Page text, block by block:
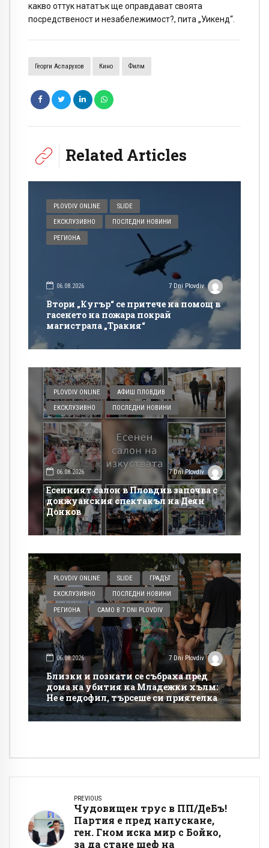
какво оттук нататък ще оправдават своята
посредственост и незабележимост?, пита „Уикенд“.
Георги Аспарухов Кино Филм
Related Articles
PLOVDIV ONLINE SLIDE
ЕКСКЛУЗИВНО ПОСЛЕДНИ НОВИНИ
РЕГИОНА
06.08.2026 7 Dni Plovdiv
Втори „Кугър“ се притече на помощ в
гасенето на пожара покрай
магистрала „Тракия“
PLOVDIV ONLINE АФИШ ПЛОВДИВ
ЕКСКЛУЗИВНО ПОСЛЕДНИ НОВИНИ
06.08.2026 7 Dni Plovdiv
Есенният салон в Пловдив започва с
донжуанския спектакъл на Деян
Донков
PLOVDIV ONLINE SLIDE ГРАДЪТ
ЕКСКЛУЗИВНО ПОСЛЕДНИ НОВИНИ
РЕГИОНА САМО В 7 DNI PLOVDIV
06.08.2026 7 Dni Plovdiv
Близки и познати се събраха пред
дома на убития на Младежки хълм:
Не е педофил, търсеше си приятелка
PREVIOUS
Чудовищен трус в ПП/ДеБъ!
Партия е пред напускане,
ген. Гном иска мир с Бойко,
за да стане шеф на